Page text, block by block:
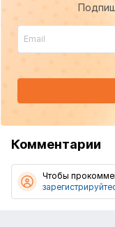
Комментарии
Чтобы